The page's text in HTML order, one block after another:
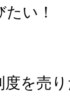
い！
度を売